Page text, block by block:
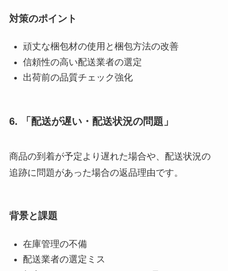
対策のポイント
頑丈な梱包材の使用と梱包方法の改善
信頼性の高い配送業者の選定
出荷前の品質チェック強化
6. 「配送が遅い・配送状況の問題」
商品の到着が予定より遅れた場合や、配送状況の
追跡に問題があった場合の返品理由です。
背景と課題
在庫管理の不備
配送業者の選定ミス